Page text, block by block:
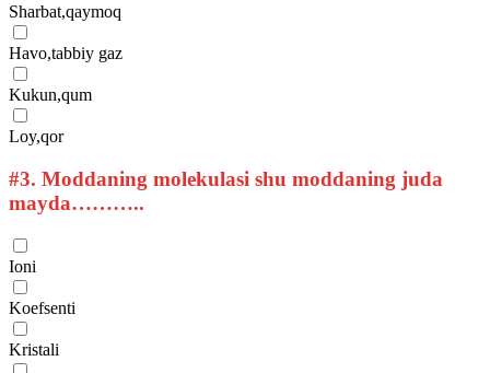
Sharbat,qaymoq
Havo,tabbiy gaz
Kukun,qum
Loy,qor
#3. Moddaning molekulasi shu moddaning juda
mayda………..
Ioni
Koefsenti
Kristali